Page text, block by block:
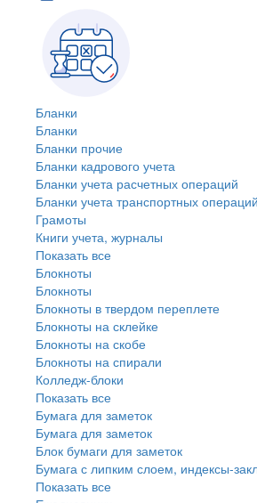
Бланки
Бланки
Бланки прочие
Бланки кадрового учета
Бланки учета расчетных операций
Бланки учета транспортных операций
Грамоты
Книги учета, журналы
Показать все
Блокноты
Блокноты
Блокноты в твердом переплете
Блокноты на склейке
Блокноты на скобе
Блокноты на спирали
Колледж-блоки
Показать все
Бумага для заметок
Бумага для заметок
Блок бумаги для заметок
Бумага с липким слоем, индексы-
Показать все